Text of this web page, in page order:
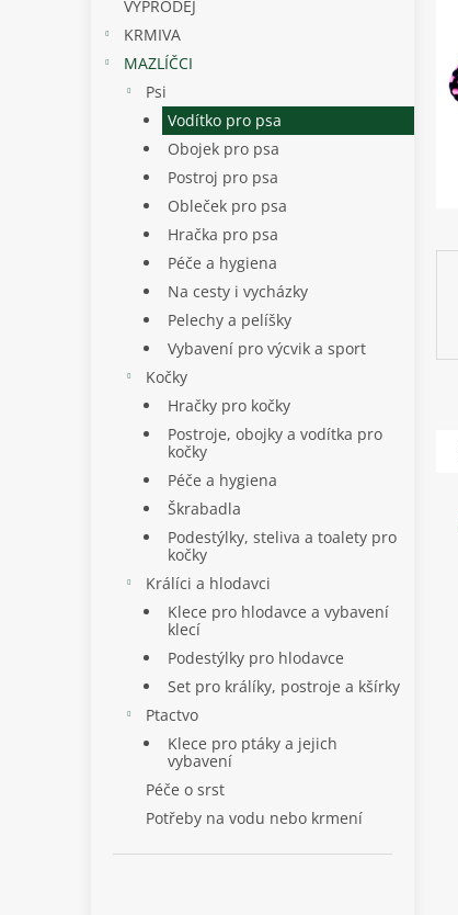
VÝPRODEJ
KRMIVA
MAZLÍČCI
Psi
Vodítko pro psa
Obojek pro psa
Postroj pro psa
Obleček pro psa
Hračka pro psa
Péče a hygiena
Na cesty i vycházky
Pelechy a pelíšky
Vybavení pro výcvik a sport
Kočky
Hračky pro kočky
Postroje, obojky a vodítka pro
kočky
Péče a hygiena
Škrabadla
Podestýlky, steliva a toalety pro
kočky
Králíci a hlodavci
Klece pro hlodavce a vybavení
klecí
Podestýlky pro hlodavce
Set pro králíky, postroje a kšírky
Ptactvo
Klece pro ptáky a jejich
vybavení
Péče o srst
Potřeby na vodu nebo krmení